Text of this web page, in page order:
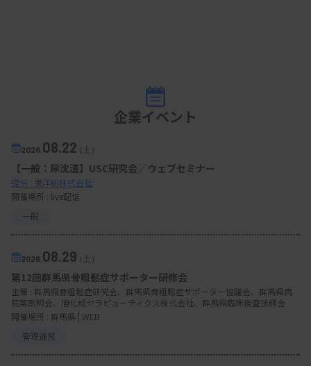
企業イベント
2026. 08.22（土）
【一般：尿沈渣】USC研究会／ウェブセミナー
提供 : 東洋紡株式会社
開催場所 : live配信
一般
2026. 08.29 （土）
第12回群馬県骨粗鬆症サポーター研修会
主催 : 群馬県骨粗鬆症研究会、群馬県骨粗鬆症サポーター協議会、群馬県病
院薬剤師会、旭化成セラピューティクス株式会社、群馬県臨床検査技師会
開催場所 : 群馬県 | WEB
管理運営